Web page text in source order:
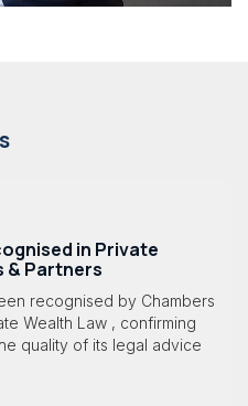
in Private
& Partners
recognised by Chambers
Wealth Law , confirming
quality of its legal advice